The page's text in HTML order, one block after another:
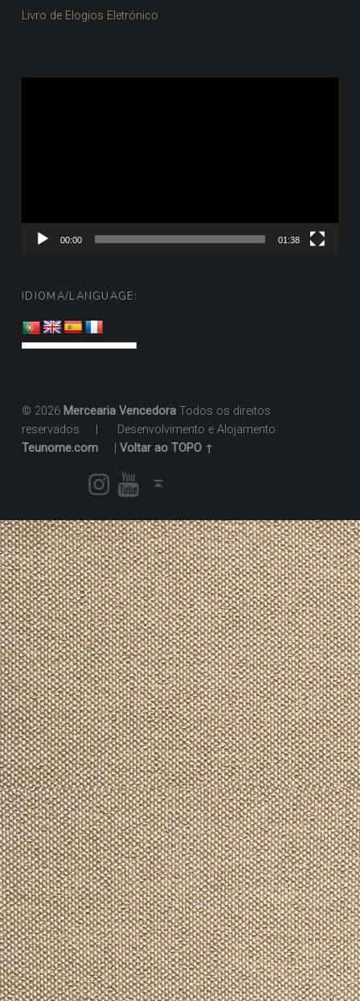
Livro de Elogios Eletrónico
00:00 01:38
IDIOMA/LANGUAGE:
© 2026 Mercearia VencedoraTodos os direitos
reservados
Desenvolvimento e Alojamento:
Teunome.com
Voltar ao TOPO ↑
InstagramYoutube